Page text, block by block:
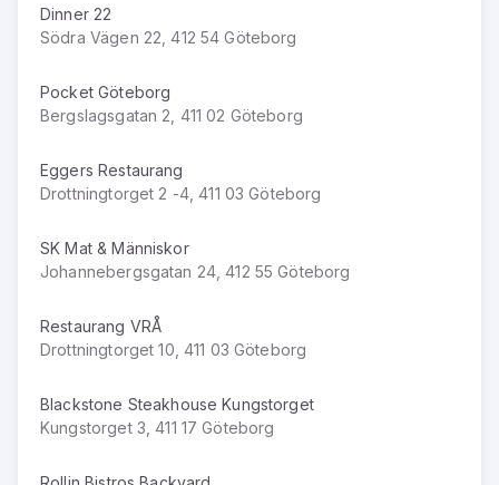
Dinner 22
Södra Vägen 22, 412 54 Göteborg
Pocket Göteborg
Bergslagsgatan 2, 411 02 Göteborg
Eggers Restaurang
Drottningtorget 2 -4, 411 03 Göteborg
SK Mat & Människor
Johannebergsgatan 24, 412 55 Göteborg
Restaurang VRÅ
Drottningtorget 10, 411 03 Göteborg
Blackstone Steakhouse Kungstorget
Kungstorget 3, 411 17 Göteborg